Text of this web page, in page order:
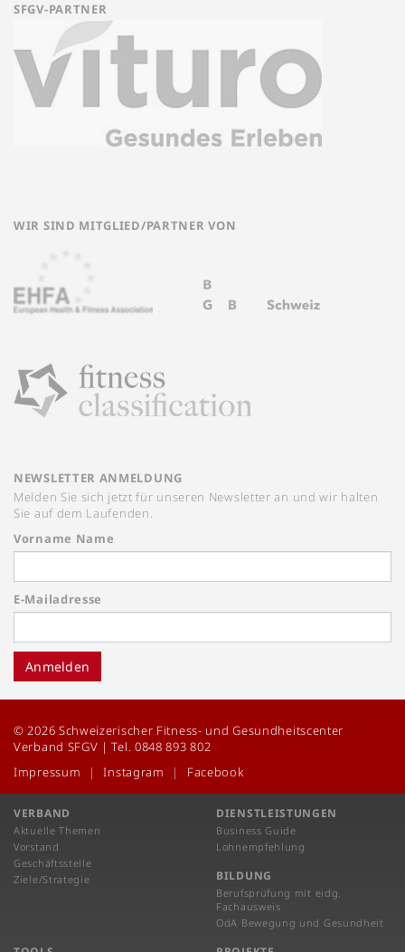
SFGV-PARTNER
WIR SIND MITGLIED/PARTNER VON
NEWSLETTER ANMELDUNG
Melden Sie sich jetzt für unseren Newsletter an und wir halten
Sie auf dem Laufenden.
Vorname Name
E-Mailadresse
Anmelden
© 2026 Schweizerischer Fitness- und Gesundheitscenter
Verband SFGV | Tel. 0848 893 802
Impressum
Instagram Facebook
VERBAND
Aktuelle Themen
Vorstand
Geschäftsstelle
Ziele/Strategie
DIENSTLEISTUNGEN
Business Guide
Lohnempfehlung
BILDUNG
Berufsprüfung mit eidg.
Fachausweis
OdA Bewegung und Gesundheit